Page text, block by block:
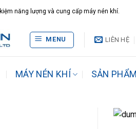
năng lượng và cung cấp máy nén khí.
MENU LIÊN HỆ
MÁY NÉN KHÍ SẢN PHẨM